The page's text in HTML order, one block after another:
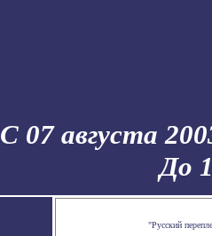
С 07 августа
До
"Русский